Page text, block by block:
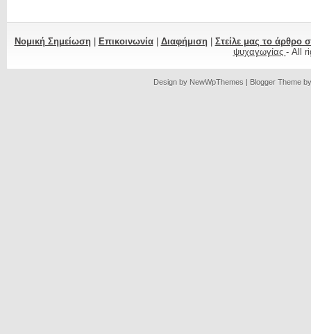
Νομική Σημείωση| Επικοινωνία| Διαφήμιση| Στείλε μας το άρθρο
ψυχαγωγίας - All
Design by NewWpThemes | Blogger Theme